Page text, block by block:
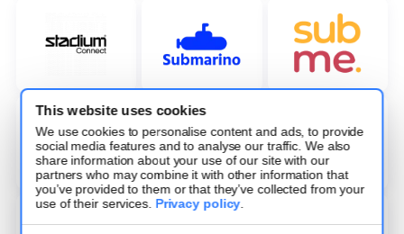
This website uses cookies
We use cookies to personalise content and ads, to provide
social media features and to analyse our traffic. We also
share information about your use of our site with our
partners who may combine it with other information that
you’ve provided to them or that they’ve collected from your
use of their services. Privacy policy.